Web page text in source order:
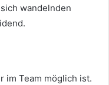
wandelnden
im Team möglich ist.